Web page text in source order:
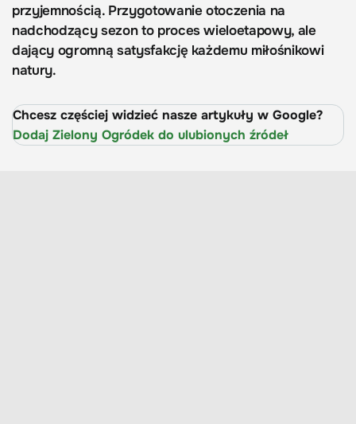
przyjemnością. Przygotowanie otoczenia na
nadchodzący sezon to proces wieloetapowy, ale
dający ogromną satysfakcję każdemu miłośnikowi
natury.
Chcesz częściej widzieć nasze artykuły w Google?
Dodaj Zielony Ogródek do ulubionych źródeł